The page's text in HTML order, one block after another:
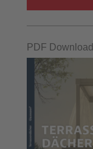
PDF Download